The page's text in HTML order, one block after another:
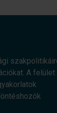
A felület